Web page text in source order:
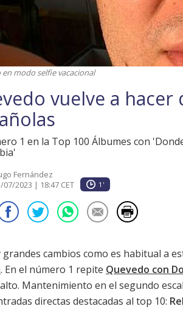
en modo selfie vacacional
vuelve a
1 en la Top 100 Álbumes con
Fernández
07/2023 | 18:47 CET
1'
grandes cambios como es habitual a
. En el número 1 repite Quevedo con
Mantenimiento en el segundo
directas destacadas al top 10: